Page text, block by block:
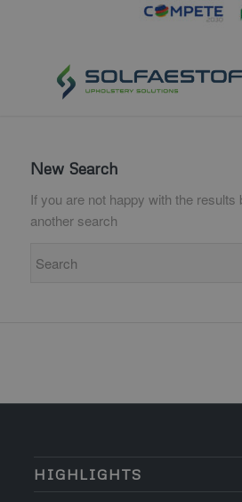
New Search
If you are not happy with the results
another search
HIGHLIGHTS